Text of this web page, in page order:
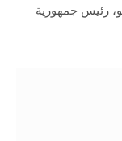
رئيس جمهورية